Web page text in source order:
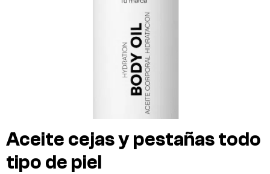
Aceite cejas y pestañas todo
tipo de piel